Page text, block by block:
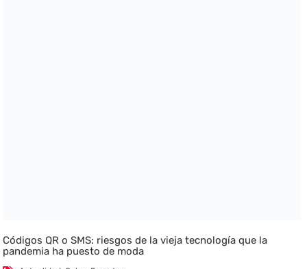
Códigos QR o SMS: riesgos de la vieja tecnología que la
pandemia ha puesto de moda